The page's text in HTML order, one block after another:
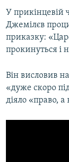
У прикінцевій
Джемілєв
приказку:
прокинуться і
Він висловив
«дуже скоро
діяло «право, а